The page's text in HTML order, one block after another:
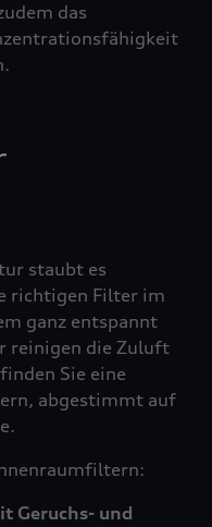
das
staubt es
richtigen Filter im
ganz entspannt
reinigen die Zuluft
Sie eine
abgestimmt auf
Geruchs- und